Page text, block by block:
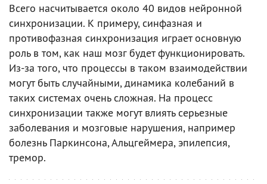
Всего насчитывается около 40 видов нейронной
синхронизации. К примеру, синфазная и
противофазная синхронизация играет основную
роль в том, как наш мозг будет функционировать.
Из-за того, что процессы в таком взаимодействии
могут быть случайными, динамика колебаний в
таких системах очень сложная. На процесс
синхронизации также могут влиять серьезные
заболевания и мозговые нарушения, например
болезнь Паркинсона, Альцгеймера, эпилепсия,
тремор.